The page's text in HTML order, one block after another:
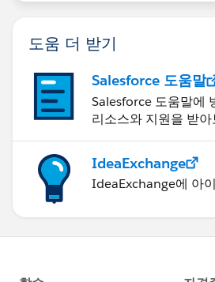
도움 더 받기
Salesforce 도움말
Salesforce 도움말에
리소스와 지원을 받아
IdeaExchange
IdeaExchange에 아